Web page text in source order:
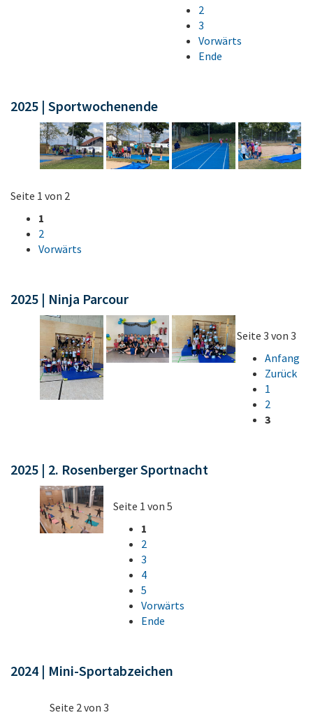
2
3
Vorwärts
Ende
2025 | Sportwochenende
Seite 1 von 2
1
2
Vorwärts
2025 | Ninja Parcour
Seite 3 von 3
Anfang
Zurück
1
2
3
2025 | 2. Rosenberger Sportnacht
Seite 1 von 5
1
2
3
4
5
Vorwärts
Ende
2024 | Mini-Sportabzeichen
Seite 2 von 3